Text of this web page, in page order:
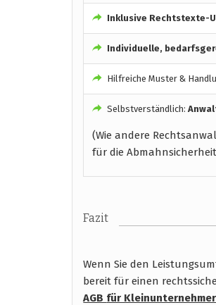
Inklusive Rechtstexte-
Individuelle,
Hilfreiche Muster &
Selbstverständlich:
(Wie andere
für die
Fazit
Wenn Sie den
bereit für einen
AGB für